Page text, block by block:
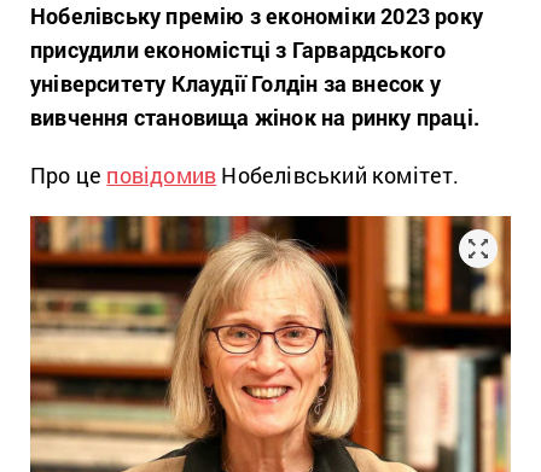
Нобелівську премію з економіки 2023 року
присудили економістці з Гарвардського
університету Клаудії Голдін за внесок у
вивчення становища жінок на ринку праці.
Про це повідомив Нобелівський комітет.